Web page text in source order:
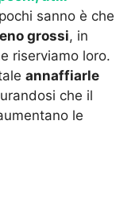
sanno è che
grossi, in
riserviamo loro.
annaffiarle
che il
le